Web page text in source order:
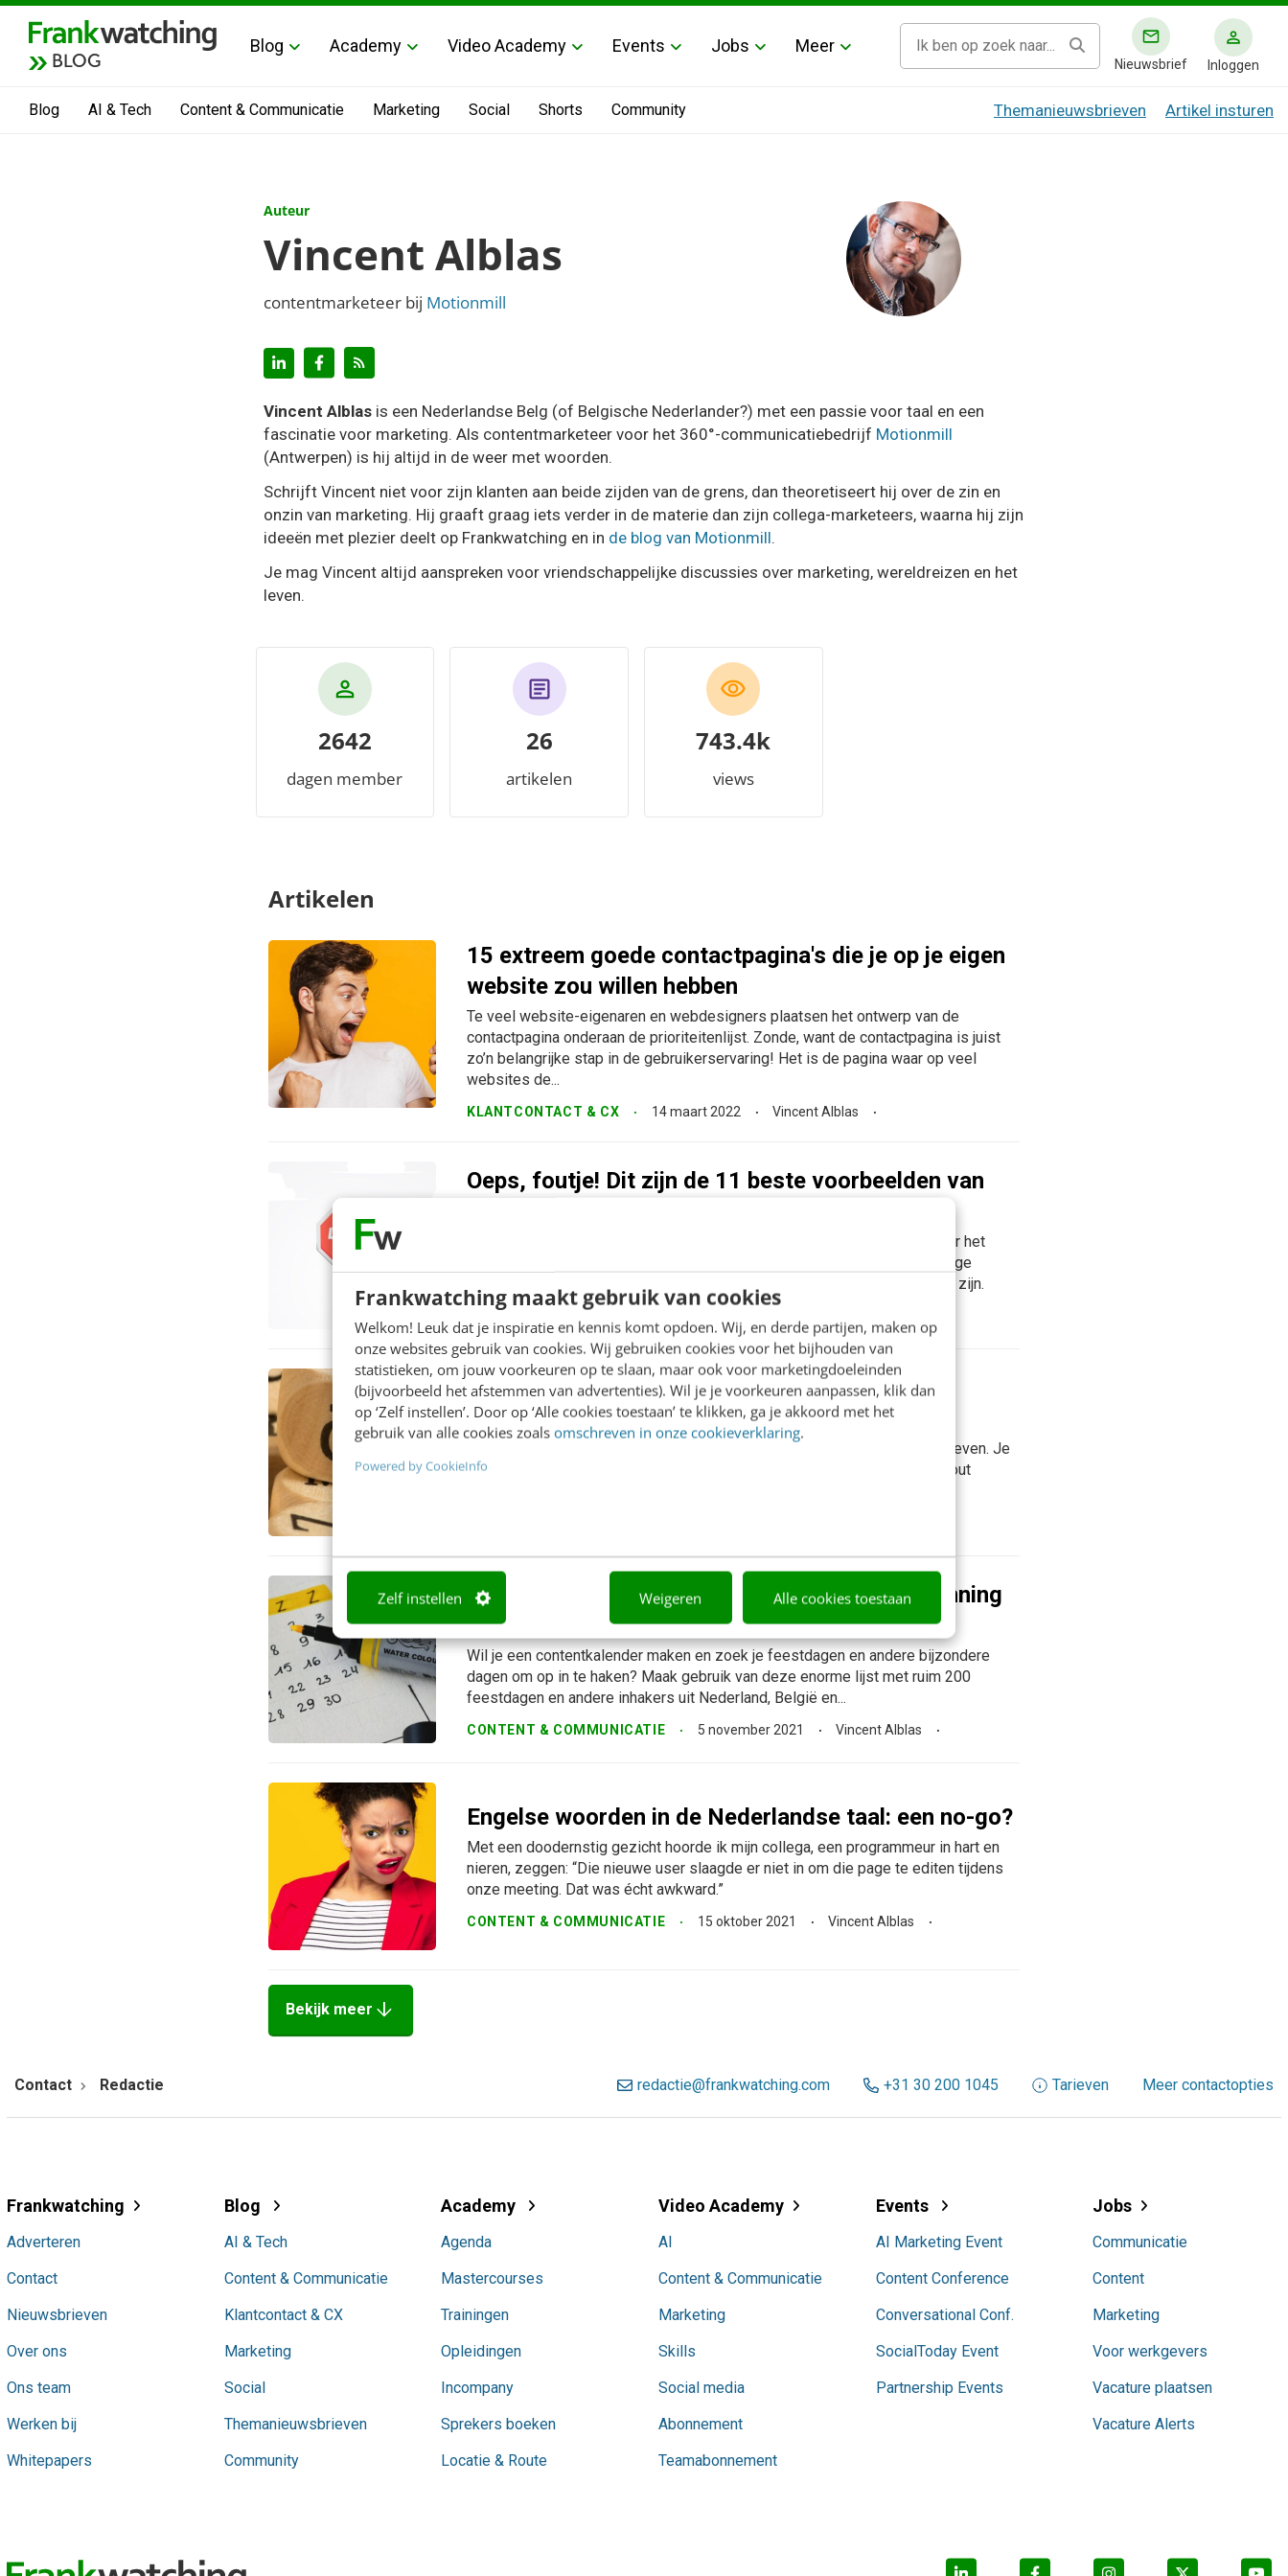
Frankwatching maakt gebruik van cookies
Welkom! Leuk dat je inspiratie en kennis komt opdoen. Wij, en derde partijen, maken op
onze websites gebruik van cookies. Wij gebruiken cookies voor het bijhouden van
statistieken, om jouw voorkeuren op te slaan, maar ook voor marketingdoeleinden
(bijvoorbeeld het afstemmen van advertenties). Wil je je voorkeuren aanpassen, klik dan
op ‘Zelf instellen’. Door op ‘Alle cookies toestaan’ te klikken, ga je akkoord met het
gebruik van alle cookies zoals omschreven in onze cookieverklaring.
Powered by CookieInfo
Zelf instellen Weigeren Alle cookies toestaan
BLOG
Blog Academy Video Academy Events Jobs Meer
Nieuwsbrief Inloggen
Blog AI & Tech Content & Communicatie Marketing Social Shorts Community Themanieuwsbrieven Artikel insturen
Auteur
Vincent Alblas
contentmarketeer bij Motionmill
Vincent Alblasis een Nederlandse Belg (of Belgische Nederlander?) met een passie voor taal en een
fascinatie voor marketing. Als contentmarketeer voor het 360°-communicatiebedrijf Motionmill
(Antwerpen) is hij altijd in de weer met woorden.
Schrijft Vincent niet voor zijn klanten aan beide zijden van de grens, dan theoretiseert hij over de zin en
onzin van marketing. Hij graaft graag iets verder in de materie dan zijn collega-marketeers, waarna hij zijn
ideeën met plezier deelt op Frankwatching en in de blog van Motionmill.
Je mag Vincent altijd aanspreken voor vriendschappelijke discussies over marketing, wereldreizen en het
leven.
2642
dagen member
26
artikelen
829.8k
views
Artikelen
15 extreem goede contactpagina's die je op je eigen
website zou willen hebben
Te veel website-eigenaren en webdesigners plaatsen het ontwerp van de
contactpagina onderaan de prioriteitenlijst. Zonde, want de contactpagina is juist
zo’n belangrijke stap in de gebruikerservaring! Het is de pagina waar op veel
websites de...
KLANTCONTACT & CX 14 maart 2022 Vincent Alblas
Oeps, foutje! Dit zijn de 11 beste voorbeelden van
De 404-pagina is ontegensprekelijk de pagina die je als website-eigenaar het
minst vaak aan je bezoekers wil laten zien. Desondanks bewijzen sommige
websites dat zelfs een 404-pagina origineel, grappig en behulpzaam kan zijn.
MARKETING 7 februari 2022
Hoe zit het nu met die umlaut? 13 populaire
typografische symbolen verklaard
Typografische symbolen kunnen een vleugje moeilijkheid aan een tekst geven. Je
weet misschien niet altijd waar het symbool voor dient, waardoor je het fout
Inhaakkalender 2022 & tips voor je contentplanning
[Nederland én België]
Wil je een contentkalender maken en zoek je feestdagen en andere bijzondere
dagen om op in te haken? Maak gebruik van deze enorme lijst met ruim 200
feestdagen en andere inhakers uit Nederland, België en...
CONTENT & COMMUNICATIE 5 november 2021 Vincent Alblas
Engelse woorden in de Nederlandse taal: een no-go?
Met een doodernstig gezicht hoorde ik mijn collega, een programmeur in hart en
nieren, zeggen: “Die nieuwe user slaagde er niet in om die page te editen tijdens
onze meeting. Dat was écht awkward.”
CONTENT & COMMUNICATIE 15 oktober 2021 Vincent Alblas
Bekijk meer arrow_downward
Contact Redactie redactie@frankwatching.com +31 30 200 1045 Tarieven Meer contactopties
Frankwatching
Adverteren
Contact
Nieuwsbrieven
Over ons
Ons team
Werken bij
Whitepapers
Blog
AI & Tech
Content & Communicatie
Klantcontact & CX
Marketing
Social
Themanieuwsbrieven
Community
Academy
Agenda
Mastercourses
Trainingen
Opleidingen
Incompany
Sprekers boeken
Locatie & Route
Video Academy
AI
Content & Communicatie
Marketing
Skills
Social media
Abonnement
Teamabonnement
Events
AI Marketing Event
Content Conference
Conversational Conf.
SocialToday Event
Partnership Events
Jobs
Communicatie
Content
Marketing
Voor werkgevers
Vacature plaatsen
Vacature Alerts